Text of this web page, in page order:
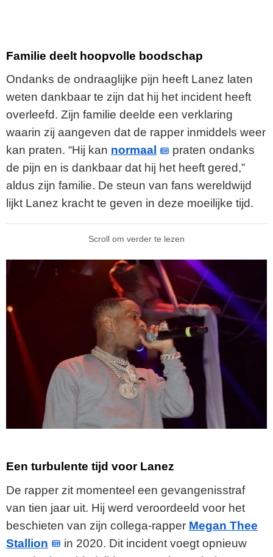
Familie deelt hoopvolle boodschap
Ondanks de ondraaglijke pijn heeft Lanez laten
weten dankbaar te zijn dat hij het incident heeft
overleefd. Zijn familie deelde een verklaring
waarin zij aangeven dat de rapper inmiddels weer
kan praten. “Hij kan normaal
praten ondanks
de pijn en is dankbaar dat hij het heeft gered,”
aldus zijn familie. De steun van fans wereldwijd
lijkt Lanez kracht te geven in deze moeilijke tijd.
Scroll om verder te lezen
Een turbulente tijd voor Lanez
De rapper zit momenteel een gevangenisstraf
van tien jaar uit. Hij werd veroordeeld voor het
beschieten van zijn collega-rapper Megan Thee
Stallion
in 2020. Dit incident voegt opnieuw